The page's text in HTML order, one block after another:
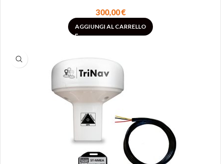
300,00€
AGGIUNGI AL CARRELLO